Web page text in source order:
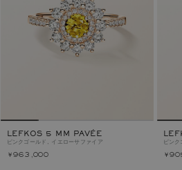
LEFKOS 5 MM PAVÉE
ピンクゴールド, イエローサファイア
￥963,000
ピン
￥